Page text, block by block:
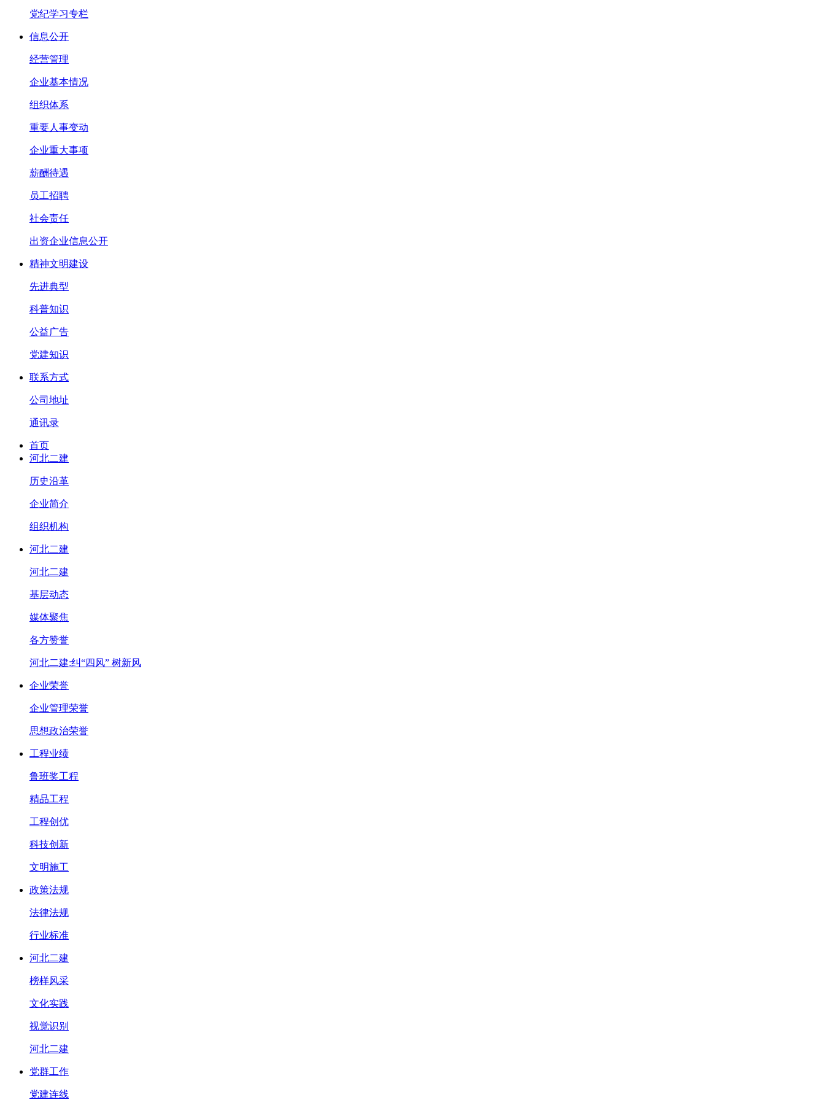
党纪学习专栏
信息公开
经营管理
企业基本情况
组织体系
重要人事变动
企业重大事项
薪酬待遇
员工招聘
社会责任
出资企业信息公开
精神文明建设
先进典型
科普知识
公益广告
党建知识
联系方式
公司地址
通讯录
首页
河北二建
历史沿革
企业简介
组织机构
河北二建
河北二建
基层动态
媒体聚焦
各方赞誉
河北二建:纠“四风” 树新风
企业荣誉
企业管理荣誉
思想政治荣誉
工程业绩
鲁班奖工程
精品工程
工程创优
科技创新
文明施工
政策法规
法律法规
行业标准
河北二建
榜样风采
文化实践
视觉识别
河北二建
党群工作
党建连线